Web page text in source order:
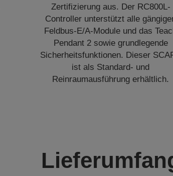
Zertifizierung aus. Der RC800L-
Controller unterstützt alle
Feldbus-E/A-Module und das
Pendant 2 sowie grundlegende
Sicherheitsfunktionen. Dieser
ist als Standard- und
Reinraumausführung erhältlich.